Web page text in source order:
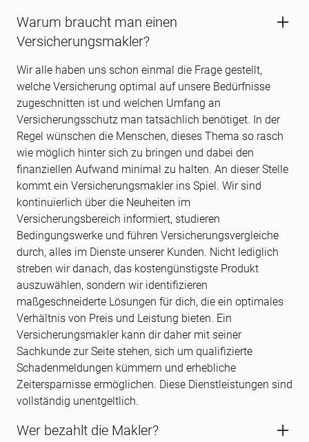
Warum braucht man einen
Versicherungsmakler?
Wir alle haben uns schon einmal die Frage gestellt,
welche Versicherung optimal auf unsere Bedürfnisse
zugeschnitten ist und welchen Umfang an
Versicherungsschutz man tatsächlich benötiget. In der
Regel wünschen die Menschen, dieses Thema so rasch
wie möglich hinter sich zu bringen und dabei den
finanziellen Aufwand minimal zu halten. An dieser Stelle
kommt ein Versicherungsmakler ins Spiel. Wir sind
kontinuierlich über die Neuheiten im
Versicherungsbereich informiert, studieren
Bedingungswerke und führen Versicherungsvergleiche
durch, alles im Dienste unserer Kunden. Nicht lediglich
streben wir danach, das kostengünstigste Produkt
auszuwählen, sondern wir identifizieren
maßgeschneiderte Lösungen für dich, die ein optimales
Verhältnis von Preis und Leistung bieten. Ein
Versicherungsmakler kann dir daher mit seiner
Sachkunde zur Seite stehen, sich um qualifizierte
Schadenmeldungen kümmern und erhebliche
Zeitersparnisse ermöglichen. Diese Dienstleistungen sind
vollständig unentgeltlich.
Wer bezahlt die Makler?